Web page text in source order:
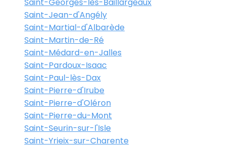
Saint-Jean-d'Angély
Saint-Martial-d'Albarède
Saint-Martin-de-Ré
Saint-Médard-en-Jalles
Saint-Pardoux-Isaac
Saint-Paul-lès-Dax
Saint-Pierre-d'Irube
Saint-Pierre-d'Oléron
Saint-Pierre-du-Mont
Saint-Seurin-sur-l'Isle
Saint-Yrieix-sur-Charente